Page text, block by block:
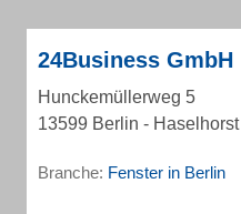
24Business GmbH
Hunckemüllerweg 5
13599 Berlin - Haselhorst
Branche: Fenster in Berlin